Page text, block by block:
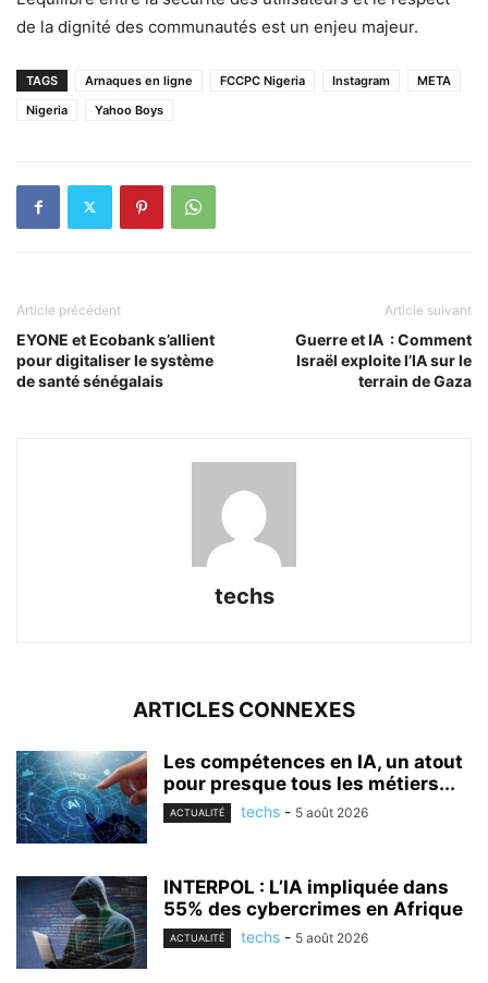
de la dignité des communautés est un enjeu majeur.
TAGS Arnaques en ligne FCCPC Nigeria Instagram
META
Nigeria
Yahoo Boys
Article précédent
EYONE et Ecobank s’allient
pour digitaliser le système
de santé sénégalais
Article suivant
Guerre et IA : Comment
Israël exploite l’IA sur le
terrain de Gaza
techs
ARTICLES CONNEXES
Les compétences en IA, un atout
pour presque tous les métiers...
ACTUALITÉ techs - 5 août 2026
INTERPOL : L’IA impliquée dans
55% des cybercrimes en Afrique
ACTUALITÉ techs - 5 août 2026